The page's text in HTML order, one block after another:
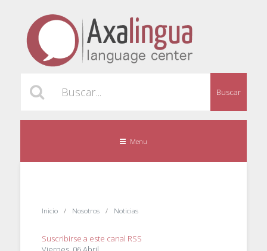
Buscar
Menu
Inicio Nosotros Noticias
Suscribirse a este canal RSS